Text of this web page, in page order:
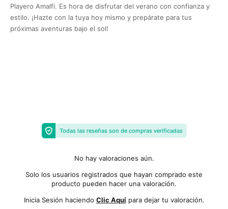
Playero Amalfi. Es hora de disfrutar del verano con confianza y
estilo. ¡Hazte con la tuya hoy mismo y prepárate para tus
próximas aventuras bajo el sol!
Todas las reseñas son de compras verificadas
No hay valoraciones aún.
Solo los usuarios registrados que hayan comprado este
producto pueden hacer una valoración.
Inicia Sesión haciendo Clic Aquípara dejar tu valoración.